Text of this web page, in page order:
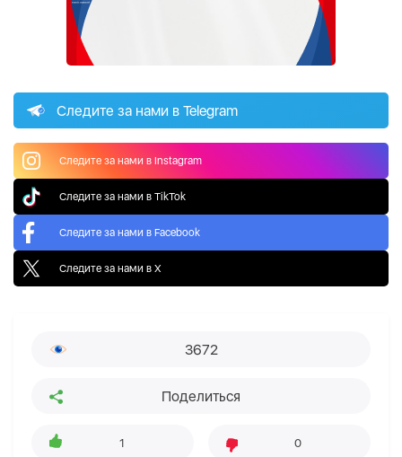
Следите за нами в Telegram
Следите за нами в Instagram
Следите за нами в TikTok
Следите за нами в Facebook
Следите за нами в X
3672
Поделиться
1 0